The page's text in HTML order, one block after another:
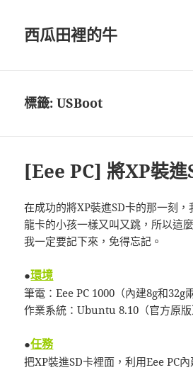
西瓜田裡的牛
標籤:USBoot
[Eee PC] 將XP裝進
在成功的將XP裝進SD卡的那一刻
龍卡的小孩一樣又叫又跳，所以這
我一定要記下來，免得忘記。
●環境
筆電：Eee PC 1000（內建8g和32g
作業系統：Ubuntu 8.10（官方原
●任務
把XP裝進SD卡裡面，利用Eee PC